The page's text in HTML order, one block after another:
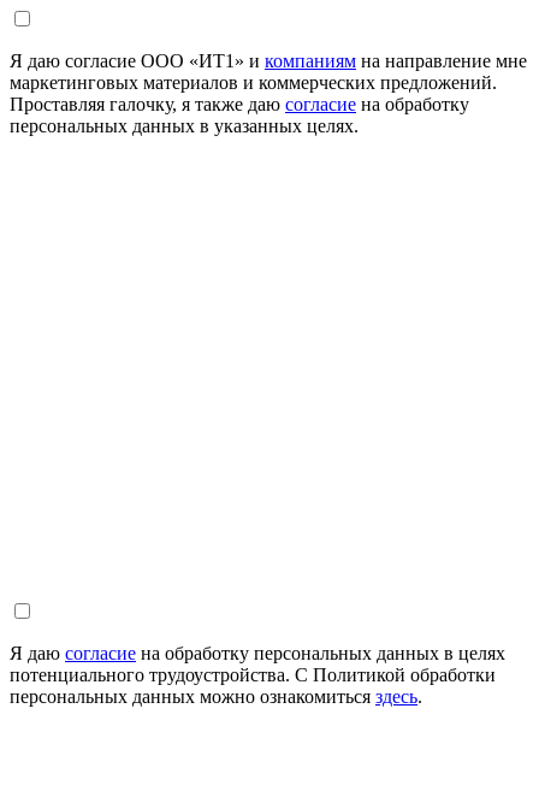
Я даю согласие ООО «ИТ1» и компаниям на направление мне
маркетинговых материалов и коммерческих предложений.
Проставляя галочку, я также даю согласие на обработку
персональных данных в указанных целях.
Я даю согласие на обработку персональных данных в целях
потенциального трудоустройства. С Политикой обработки
персональных данных можно ознакомиться здесь.